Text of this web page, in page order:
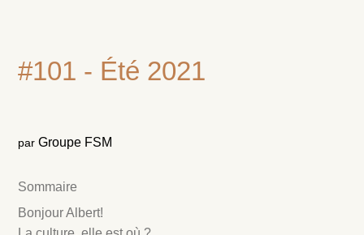
#101 - Été 2021
par Groupe FSM
Sommaire
Bonjour Albert!